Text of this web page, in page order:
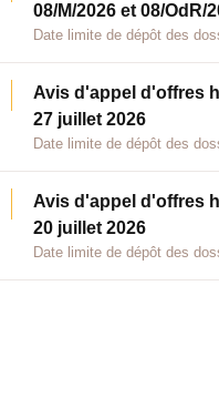
08/M/2026 et 08/OdR/
Date limite de dépôt des
Avis d'appel d'offres
27 juillet 2026
Date limite de dépôt des
Avis d'appel d'offres
20 juillet 2026
Date limite de dépôt des